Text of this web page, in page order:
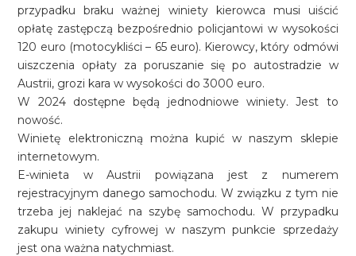
przypadku braku ważnej winiety kierowca musi uiścić
opłatę zastępczą bezpośrednio policjantowi w wysokości
120 euro (motocykliści – 65 euro). Kierowcy, który odmówi
uiszczenia opłaty za poruszanie się po autostradzie w
Austrii, grozi kara w wysokości do 3000 euro.
W 2024 dostępne będą jednodniowe winiety. Jest to
nowość.
Winietę elektroniczną można kupić w naszym sklepie
internetowym.
E-winieta w Austrii powiązana jest z numerem
rejestracyjnym danego samochodu. W związku z tym nie
trzeba jej naklejać na szybę samochodu. W przypadku
zakupu winiety cyfrowej w naszym punkcie sprzedaży
jest ona ważna natychmiast.